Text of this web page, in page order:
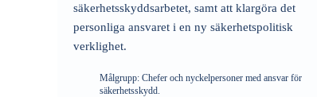
säkerhetsskyddsarbetet, samt att klargöra det
personliga ansvaret i en ny säkerhetspolitisk
verklighet.
Målgrupp: Chefer och nyckelpersoner med ansvar för
säkerhetsskydd.